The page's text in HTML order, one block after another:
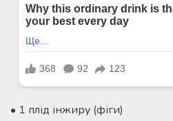
• 1 плід інжиру (фіги)